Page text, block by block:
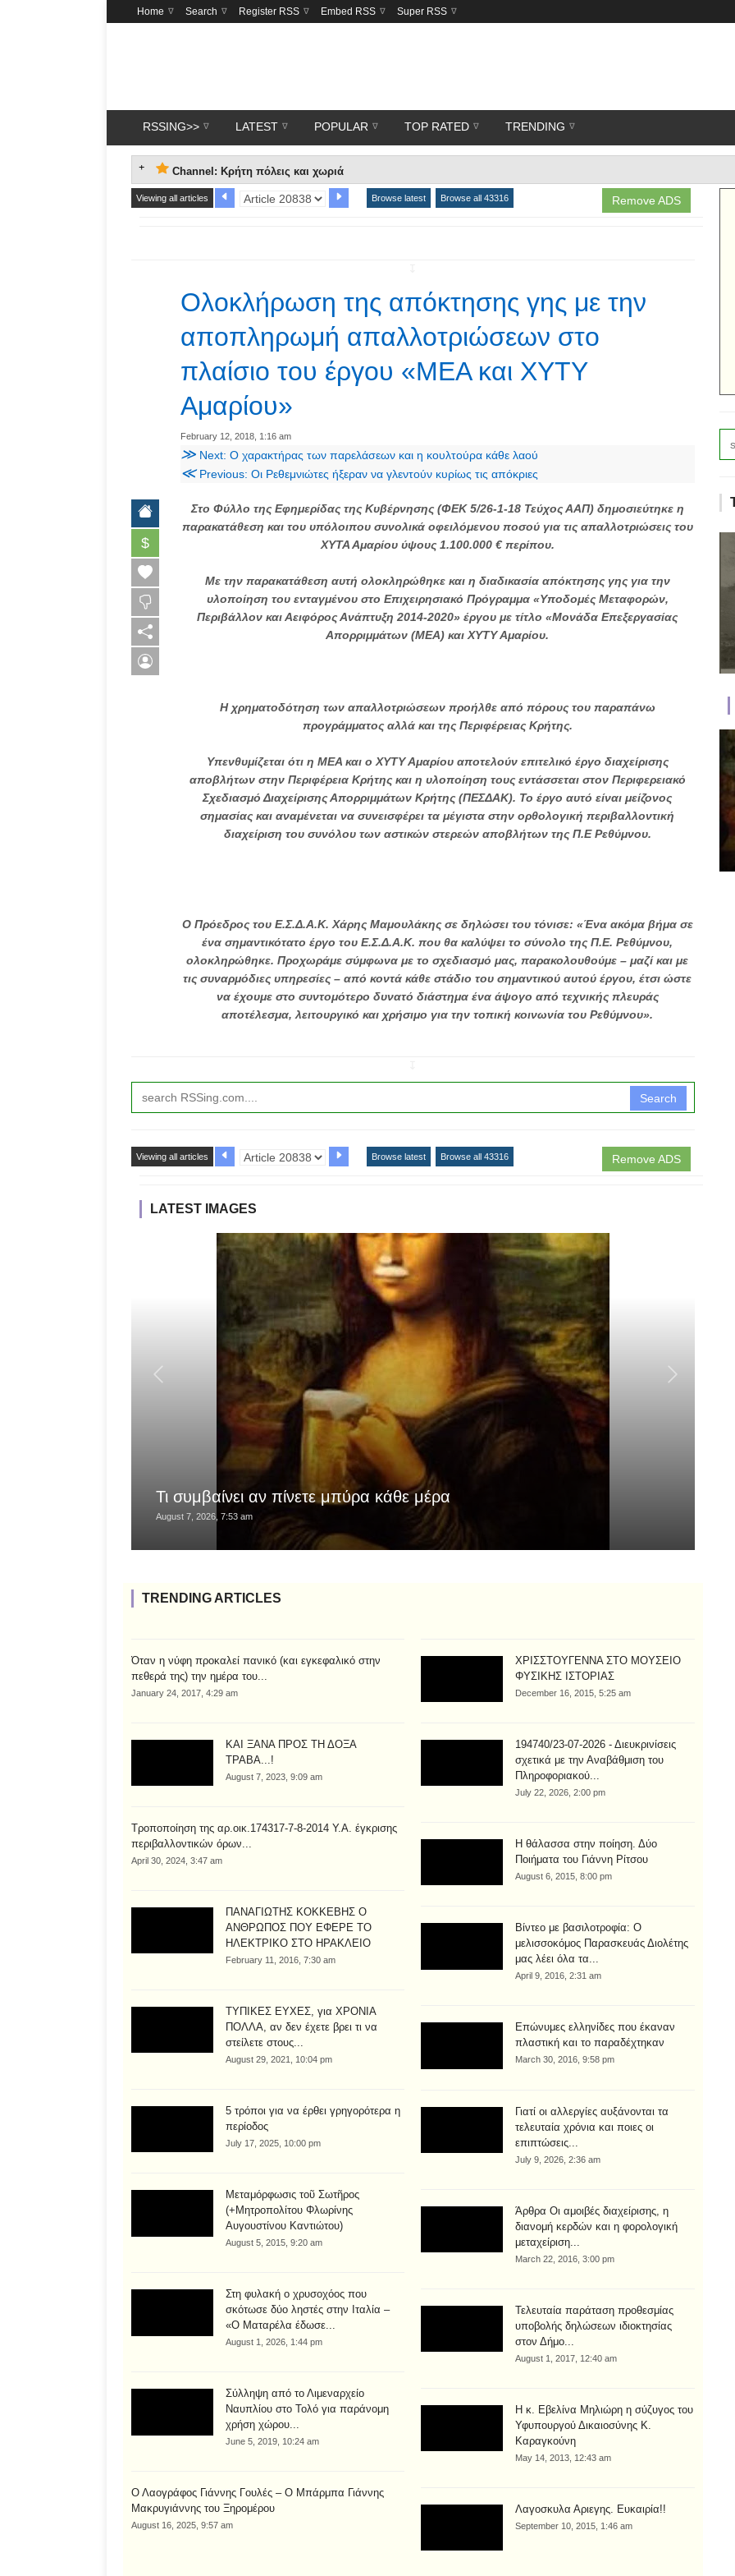
Home Search Register RSS Embed RSS Super RSS
RSSING>> LATEST POPULAR TOP RATED TRENDING
Channel: Κρήτη πόλεις και χωριά
Remove ADS
Viewing all articles Browse latest Browse all 43316
Ολοκλήρωση της απόκτησης γης με την
αποπληρωμή απαλλοτριώσεων στο
πλαίσιο του έργου «ΜΕΑ και ΧΥΤΥ
Αμαρίου»
February 12, 2018, 1:16 am
≫ Next: Ο χαρακτήρας των παρελάσεων και η κουλτούρα κάθε λαού
≪Previous: Οι Ρεθεμνιώτες ήξεραν να γλεντούν κυρίως τις απόκριες
$
Στο Φύλλο της Εφημερίδας της Κυβέρνησης (ΦΕΚ 5/26-1-18 Τεύχος ΑΑΠ) δημοσιεύτηκε η
παρακατάθεση και του υπόλοιπου συνολικά οφειλόμενου ποσού για τις απαλλοτριώσεις του
ΧΥΤΑ Αμαρίου ύψους 1.100.000 € περίπου.
Με την παρακατάθεση αυτή ολοκληρώθηκε και η διαδικασία απόκτησης γης για την
υλοποίηση του ενταγμένου στο Επιχειρησιακό Πρόγραμμα «Υποδομές Μεταφορών,
Περιβάλλον και Αειφόρος Ανάπτυξη 2014-2020» έργου με τίτλο «Μονάδα Επεξεργασίας
Απορριμμάτων (ΜΕΑ) και ΧΥΤΥ Αμαρίου.
Η χρηματοδότηση των απαλλοτριώσεων προήλθε από πόρους του παραπάνω
προγράμματος αλλά και της Περιφέρειας Κρήτης.
Υπενθυμίζεται ότι η ΜΕΑ και ο ΧΥΤΥ Αμαρίου αποτελούν επιτελικό έργο διαχείρισης
αποβλήτων στην Περιφέρεια Κρήτης και η υλοποίηση τους εντάσσεται στον Περιφερειακό
Σχεδιασμό Διαχείρισης Απορριμμάτων Κρήτης (ΠΕΣΔΑΚ). Το έργο αυτό είναι μείζονος
σημασίας και αναμένεται να συνεισφέρει τα μέγιστα στην ορθολογική περιβαλλοντική
διαχείριση του συνόλου των αστικών στερεών αποβλήτων της Π.Ε Ρεθύμνου.
Ο Πρόεδρος του Ε.Σ.Δ.Α.Κ. Χάρης Μαμουλάκης σε δηλώσει του τόνισε: «Ένα ακόμα βήμα σε
ένα σημαντικότατο έργο του Ε.Σ.Δ.Α.Κ. που θα καλύψει το σύνολο της Π.Ε. Ρεθύμνου,
ολοκληρώθηκε. Προχωράμε σύμφωνα με το σχεδιασμό μας, παρακολουθούμε – μαζί και με
τις συναρμόδιες υπηρεσίες – από κοντά κάθε στάδιο του σημαντικού αυτού έργου, έτσι ώστε
να έχουμε στο συντομότερο δυνατό διάστημα ένα άψογο από τεχνικής πλευράς
αποτέλεσμα, λειτουργικό και χρήσιμο για την τοπική κοινωνία του Ρεθύμνου».
Search
Remove ADS
Viewing all articles Browse latest Browse all 43316
LATEST IMAGES
Τι συμβαίνει αν πίνετε μπύρα κάθε μέρα
August 7, 2026, 7:53 am
TRENDING ARTICLES
Όταν η νύφη προκαλεί πανικό (και εγκεφαλικό στην
πεθερά της) την ημέρα του...
January 24, 2017, 4:29 am
ΚΑΙ ΞΑΝΑ ΠΡΟΣ ΤΗ ΔΟΞΑ
ΤΡΑΒΑ...!
August 7, 2023, 9:09 am
Τροποποίηση της αρ.οικ.174317-7-8-2014 Υ.Α. έγκρισης
περιβαλλοντικών όρων...
April 30, 2024, 3:47 am
ΠΑΝΑΓΙΩΤΗΣ ΚΟΚΚΕΒΗΣ Ο
ΑΝΘΡΩΠΟΣ ΠΟΥ ΕΦΕΡΕ ΤΟ
ΗΛΕΚΤΡΙΚΟ ΣΤΟ ΗΡΑΚΛΕΙΟ
February 11, 2016, 7:30 am
ΤΥΠΙΚΕΣ ΕΥΧΕΣ, για ΧΡΟΝΙΑ
ΠΟΛΛΑ, αν δεν έχετε βρει τι να
στείλετε στους...
August 29, 2021, 10:04 pm
5 τρόποι για να έρθει γρηγορότερα η
περίοδος
July 17, 2025, 10:00 pm
Μεταμόρφωσις τοῦ Σωτῆρος
(+Μητροπολίτου Φλωρίνης
Αυγουστίνου Καντιώτου)
August 5, 2015, 9:20 am
Στη φυλακή ο χρυσοχόος που
σκότωσε δύο ληστές στην Ιταλία –
«Ο Ματαρέλα έδωσε...
August 1, 2026, 1:44 pm
Σύλληψη από το Λιμεναρχείο
Ναυπλίου στο Τολό για παράνομη
χρήση χώρου...
June 5, 2019, 10:24 am
Ο Λαογράφος Γιάννης Γουλές – Ο Μπάρμπα Γιάννης
Μακρυγιάννης του Ξηρομέρου
August 16, 2025, 9:57 am
ΧΡΙΣΣΤΟΥΓΕΝΝΑ ΣΤΟ ΜΟΥΣΕΙΟ
ΦΥΣΙΚΗΣ ΙΣΤΟΡΙΑΣ
December 16, 2015, 5:25 am
194740/23-07-2026 - Διευκρινίσεις
σχετικά με την Αναβάθμιση του
Πληροφοριακού...
July 22, 2026, 2:00 pm
Η θάλασσα στην ποίηση. Δύο
Ποιήματα του Γιάννη Ρίτσου
August 6, 2015, 8:00 pm
Βίντεο με βασιλοτροφία: Ο
μελισσοκόμος Παρασκευάς Διολέτης
μας λέει όλα τα...
April 9, 2016, 2:31 am
Επώνυμες ελληνίδες που έκαναν
πλαστική και το παραδέχτηκαν
March 30, 2016, 9:58 pm
Γιατί οι αλλεργίες αυξάνονται τα
τελευταία χρόνια και ποιες οι
επιπτώσεις...
July 9, 2026, 2:36 am
Άρθρα Οι αμοιβές διαχείρισης, η
διανομή κερδών και η φορολογική
μεταχείριση...
March 22, 2016, 3:00 pm
Τελευταία παράταση προθεσμίας
υποβολής δηλώσεων ιδιοκτησίας
στον Δήμο...
August 1, 2017, 12:40 am
Η κ. Εβελίνα Μηλιώρη η σύζυγος του
Υφυπουργού Δικαιοσύνης Κ.
Καραγκούνη
May 14, 2013, 12:43 am
Λαγοσκυλα Αριεγης. Ευκαιρία!!
September 10, 2015, 1:46 am